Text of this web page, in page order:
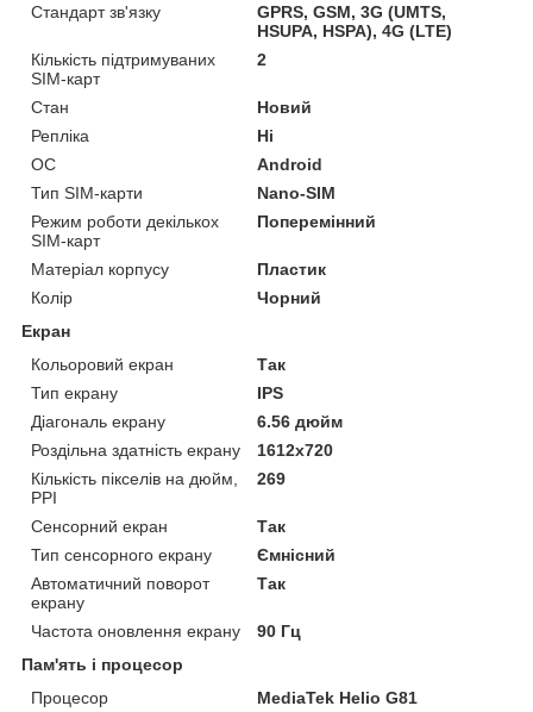
Стандарт зв'язку
GPRS, GSM, 3G (UMTS,
HSUPA, HSPA), 4G (LTE)
Кількість підтримуваних
SIM-карт
2
Стан
Новий
Репліка
Ні
ОС
Android
Тип SIM-карти
Nano-SIM
Режим роботи декількох
SIM-карт
Поперемінний
Матеріал корпусу
Пластик
Колір
Чорний
Екран
Кольоровий екран
Так
Тип екрану
IPS
Діагональ екрану
6.56 дюйм
Роздільна здатність екрану
1612х720
Кількість пікселів на дюйм,
PPI
269
Сенсорний екран
Так
Тип сенсорного екрану
Ємнісний
Автоматичний поворот
екрану
Так
Частота оновлення екрану
90 Гц
Пам'ять і процесор
Процесор
MediaTek Helio G81